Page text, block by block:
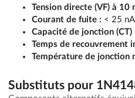
Tension directe (VF) à 10
Courant de fuite : < 25
Capacité de jonction (CT)
Temps de recouvrement
Température de jonction
Substituts pour